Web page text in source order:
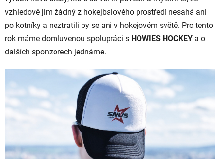
vzhledově jim žádný z hokejbalového prostředí nesahá ani
po kotníky a neztratili by se ani v hokejovém světě. Pro tento
rok máme domluvenou spolupráci s HOWIES HOCKEY a o
dalších sponzorech jednáme.